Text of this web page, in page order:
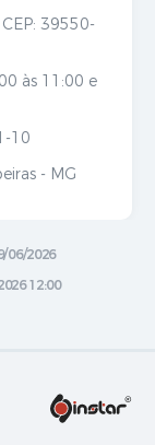
39550-
às 11:00 e
10
- MG
06/2026
12:00